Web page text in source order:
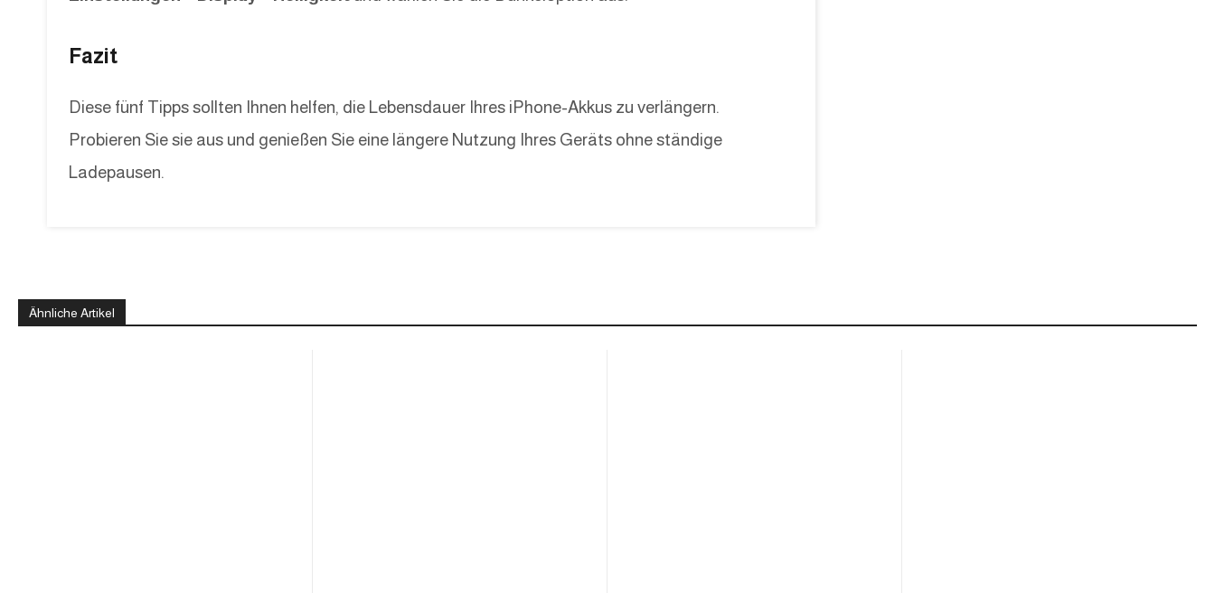
Fazit
Diese fünf Tipps sollten Ihnen helfen, die Lebensdauer Ihres iPhone-Akkus zu verlängern.
Probieren Sie sie aus und genießen Sie eine längere Nutzung Ihres Geräts ohne ständige
Ladepausen.
Ähnliche Artikel